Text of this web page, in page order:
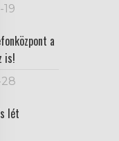
19
a
is!
28
lét